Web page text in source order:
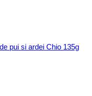
pui si ardei Chio 135g